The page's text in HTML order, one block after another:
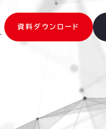
資料ダウンロード